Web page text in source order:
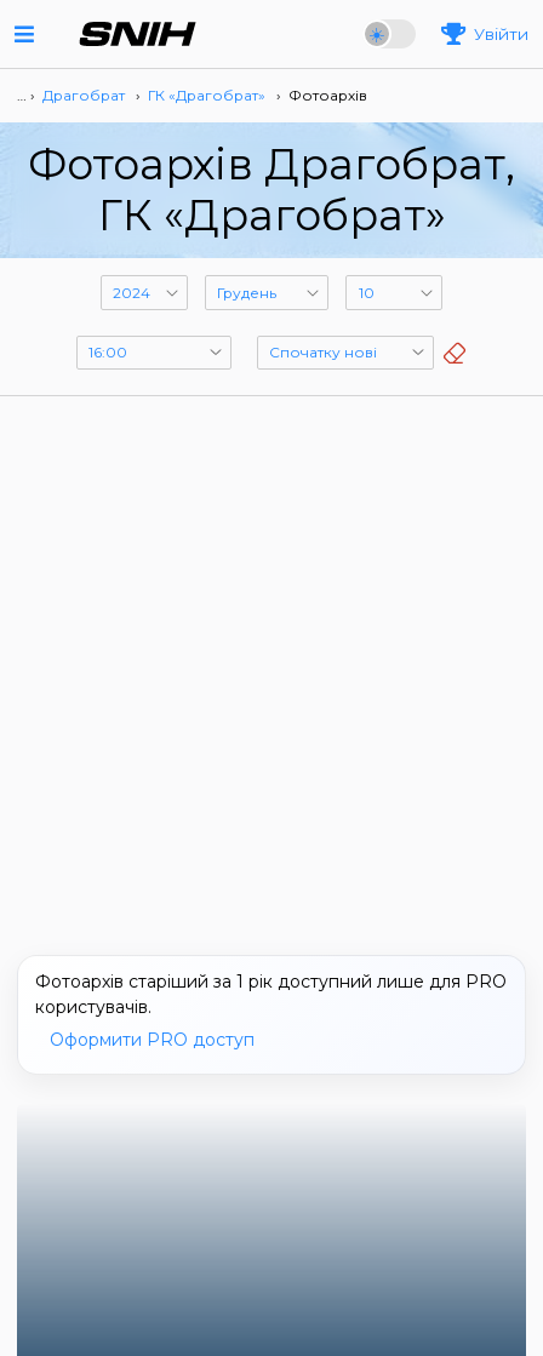
Увійти
… › Драгобрат › ГК «Драгобрат» › Фотоархів
Фотоархів Драгобрат,
ГК «Драгобрат»
Фотоархів старіший за 1 рік доступний лише для PRO
користувачів.
Оформити PRO доступ